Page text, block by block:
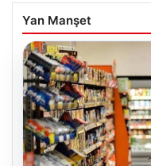
Yan Manşet